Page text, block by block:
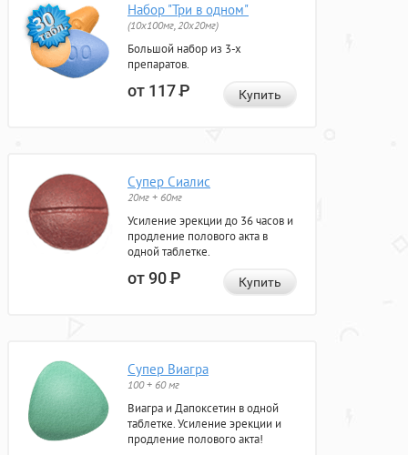
Набор "Три в одном"
(10x100мг, 20x20мг)
Большой набор из 3-х
препаратов.
от 117Р Купить
Супер Сиалис
20мг + 60мг
Усиление эрекции до 36 часов и
продление полового акта в
одной таблетке.
от 90Р Купить
Супер Виагра
100 + 60 мг
Виагра и Дапоксетин в одной
таблетке. Усиление эрекции и
продление полового акта!